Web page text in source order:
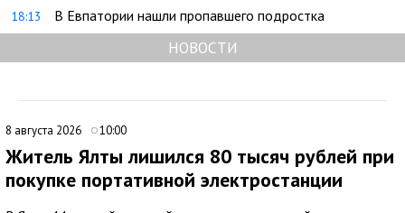
18:13 В Евпатории нашли пропавшего подростка
НОВОСТИ
8 августа 2026 10:00
Житель Ялты лишился 80 тысяч рублей при
покупке портативной электростанции